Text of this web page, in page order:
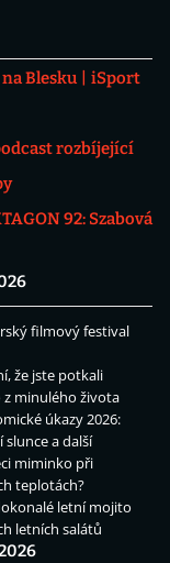
Blesku
iSport
rozbíjející
92: Szabová
filmový festival
že jste potkali
z minulého života
úkazy 2026:
slunce a další
miminko při
teplotách?
letní mojito
letních salátů